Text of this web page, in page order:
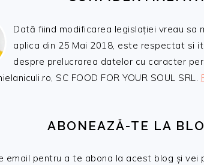
Dată fiind modificarea legislației vreau sa
aplica din 25 Mai 2018, este respectat si
despre prelucrarea datelor cu caracter
SC FOOD FOR YOUR SOUL SRL.
ABONEAZĂ-TE LA
email pentru a te abona la acest blog și vei